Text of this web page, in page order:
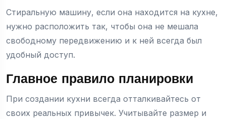
Стиральную машину, если она находится на кухне,
нужно расположить так, чтобы она не мешала
свободному передвижению и к ней всегда был
удобный доступ.
Главное правило планировки
При создании кухни всегда отталкивайтесь от
своих реальных привычек. Учитывайте размер и